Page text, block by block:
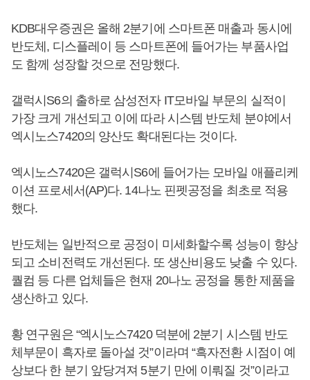
KDB대우증권은 올해 2분기에 스마트폰 매출과 동시에
반도체, 디스플레이 등 스마트폰에 들어가는 부품사업
도 함께 성장할 것으로 전망했다.
갤럭시S6의 출하로 삼성전자 IT모바일 부문의 실적이
가장 크게 개선되고 이에 따라 시스템 반도체 분야에서
엑시노스7420의 양산도 확대된다는 것이다.
엑시노스7420은 갤럭시S6에 들어가는 모바일 애플리케
이션 프로세서(AP)다. 14나노 핀펫공정을 최초로 적용
했다.
반도체는 일반적으로 공정이 미세화할수록 성능이 향상
되고 소비전력도 개선된다. 또 생산비용도 낮출 수 있다.
퀄컴 등 다른 업체들은 현재 20나노 공정을 통한 제품을
생산하고 있다.
황 연구원은 “엑시노스7420 덕분에 2분기 시스템 반도
체부문이 흑자로 돌아설 것”이라며 “흑자전환 시점이 예
상보다 한 분기 앞당겨져 5분기 만에 이뤄질 것”이라고